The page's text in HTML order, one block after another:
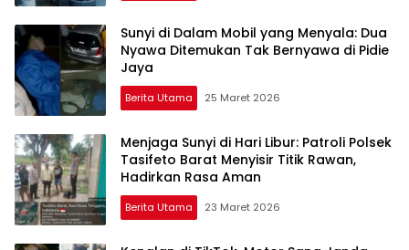
Sunyi di Dalam Mobil yang Menyala: Dua
Nyawa Ditemukan Tak Bernyawa di Pidie
Jaya
Berita Utama 25 Maret 2026
Menjaga Sunyi di Hari Libur: Patroli Polsek
Tasifeto Barat Menyisir Titik Rawan,
Hadirkan Rasa Aman
Berita Utama 23 Maret 2026